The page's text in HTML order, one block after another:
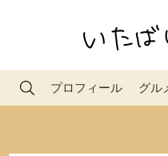
プロフィール グル